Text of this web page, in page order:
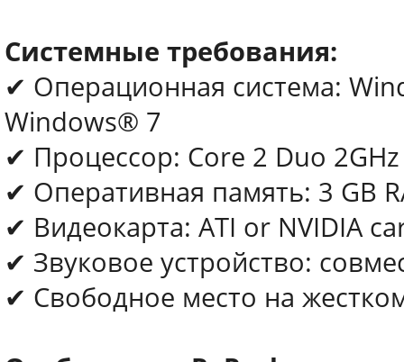
Системные требования:
✔ Операционная система:
Windows® 7
✔ Процессор: Core 2 Duo
✔ Оперативная память: 3 GB
✔ Видеокарта: ATI or NVIDIA
✔ Звуковое устройство:
✔ Свободное место на